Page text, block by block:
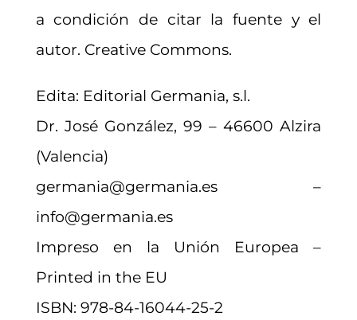
a condición de citar la fuente y el
autor. Creative Commons.
Edita: Editorial Germania, s.l.
Dr. José González, 99 – 46600 Alzira
(Valencia)
germania@germania.es –
info@germania.es
Impreso en la Unión Europea –
Printed in the EU
ISBN: 978-84-16044-25-2